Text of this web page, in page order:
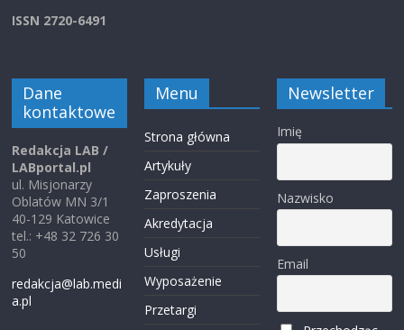
ISSN 2720-6491
Dane
kontaktowe
Redakcja LAB /
LABportal.pl
ul. Misjonarzy
Oblatów MN 3/1
40-129 Katowice
tel.: +48 32 726 30
50
redakcja@lab.medi
a.pl
Menu
Strona główna
Artykuły
Zaproszenia
Akredytacja
Usługi
Wyposażenie
Przetargi
Newsletter
Imię
Nazwisko
Email